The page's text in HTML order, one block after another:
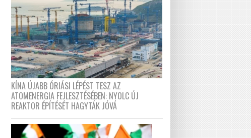
KÍNA ÚJABB ÓRIÁSI LÉPÉST TESZ AZ
ATOMENERGIA FEJLESZTÉSÉBEN: NYOLC ÚJ
REAKTOR ÉPÍTÉSÉT HAGYTÁK JÓVÁ